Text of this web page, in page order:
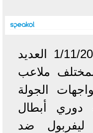
تقام اليوم الثلاثاء 1/11/2022 العديد
ملاعب
الجولة
دوري أبطال
ليفربول ضد